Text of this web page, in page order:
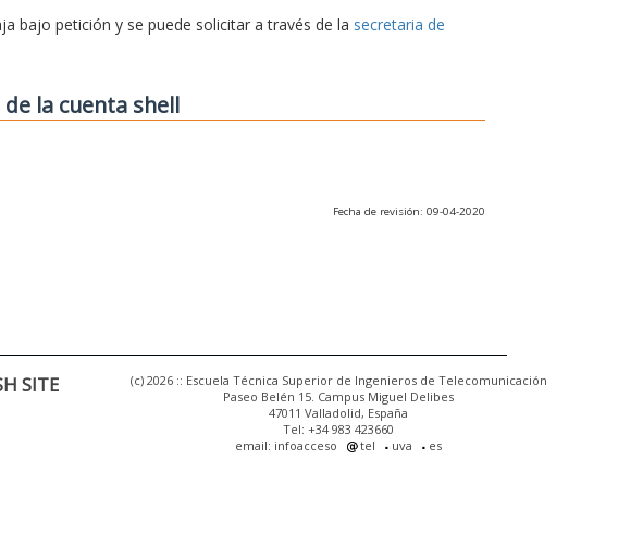
bajo petición y se puede solicitar a través de la secretaria de
la cuenta shell
Fecha de revisión: 09-04-2020
SITE
(c) 2026 :: Escuela Técnica Superior de Ingenieros de Telecomunicación
Paseo Belén 15. Campus Miguel Delibes
47011 Valladolid, España
Tel: +34 983 423660
email: infoacceso
tel uva es